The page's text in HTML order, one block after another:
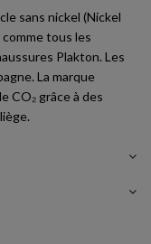
sans nickel (Nickel
tous les
Plakton. Les
La marque
CO₂ grâce à des